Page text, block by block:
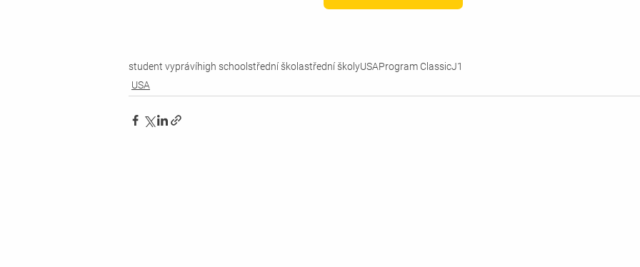
student vyprávíhigh school střední školastřední školyUSAProgram ClassicJ1
USA